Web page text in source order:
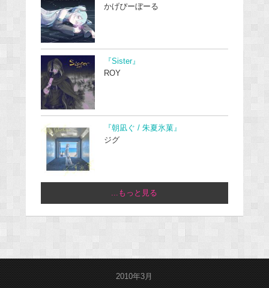
かげぴーぼーる
『Sister』
ROY
『朝凪ぐ / 朱夏氷菓』
ジグ
...もっと見る
2010年3月